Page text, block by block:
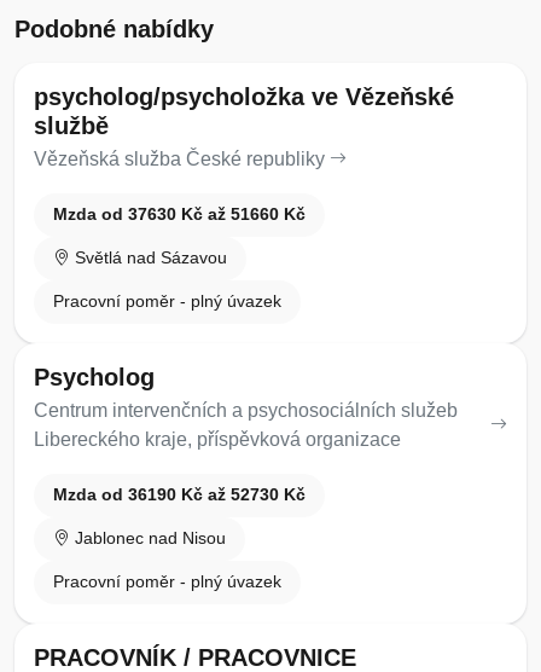
Podobné nabídky
psycholog/psycholožka ve Vězeňské
službě
Vězeňská služba České republiky
Mzda od 37630 Kč až 51660 Kč
Světlá nad Sázavou
Pracovní poměr - plný úvazek
Psycholog
Centrum intervenčních a psychosociálních služeb
Libereckého kraje, příspěvková organizace
Mzda od 36190 Kč až 52730 Kč
Jablonec nad Nisou
Pracovní poměr - plný úvazek
PRACOVNÍK / PRACOVNICE